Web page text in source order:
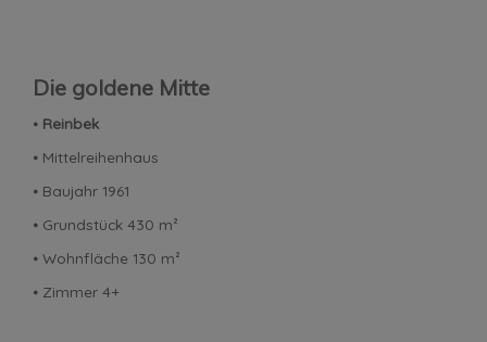
Die goldene Mitte
⦁ Reinbek
⦁ Mittelreihenhaus
⦁ Baujahr 1961
⦁ Grundstück 430 m²
⦁ Wohnfläche 130 m²
⦁ Zimmer 4+